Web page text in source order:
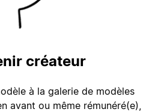
créateur
à la galerie de modèles
avant ou même rémunéré(e),